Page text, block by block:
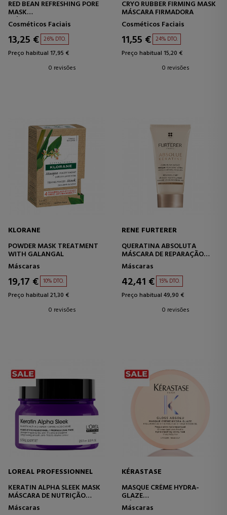
RED BEAN REFRESHING PORE
MASK
MÁSCARA DE LIMPEZA DE
POROS
Cosméticos Faciais
13,25 € 26% DTO.
Preço habitual 17,95 €
0 revisões
CRYO RUBBER FIRMING MASK
MÁSCARA FIRMADORA
Cosméticos Faciais
11,55 € 24% DTO.
Preço habitual 15,20 €
0 revisões
KLORANE
POWDER MASK TREATMENT
WITH GALANGAL
Máscaras
19,17 € 10% DTO.
Preço habitual 21,30 €
0 revisões
RENE FURTERER
QUERATINA ABSOLUTA
MÁSCARA DE REPARAÇÃO
EXTREMA PARA CABELOS
NORMAIS A FINOS.
Máscaras
42,41 € 15% DTO.
Preço habitual 49,90 €
0 revisões
LOREAL PROFESSIONNEL
KERATIN ALPHA SLEEK MASK
MÁSCARA DE NUTRIÇÃO
PROFUNDA
Máscaras
KÉRASTASE
MASQUE CRÈME HYDRA-
GLAZE
MÁSCARA HIDRATANTE
Máscaras